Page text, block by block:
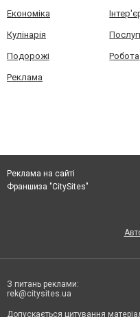
Економіка
Кулінарія
Подорожі Робота
Реклама
Реклама на сайті
Франшиза "CitySites"
З питань реклами:
rek@citysites.ua
Допускається цитування